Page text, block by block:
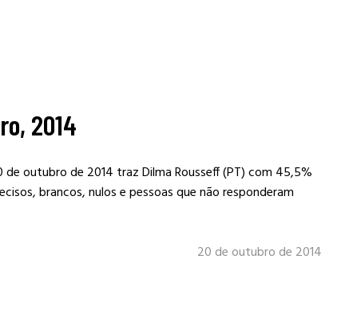
2014
outubro de 2014 traz Dilma Rousseff (PT) com 45,5%
brancos, nulos e pessoas que não responderam
20 de outubro de 2014